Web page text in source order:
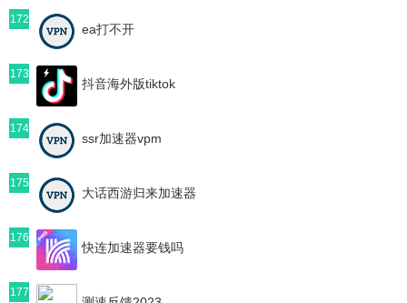
172
ea打不开
173
抖音海外版tiktok
174
ssr加速器vpm
175
大话西游归来加速器
176
快连加速器要钱吗
177